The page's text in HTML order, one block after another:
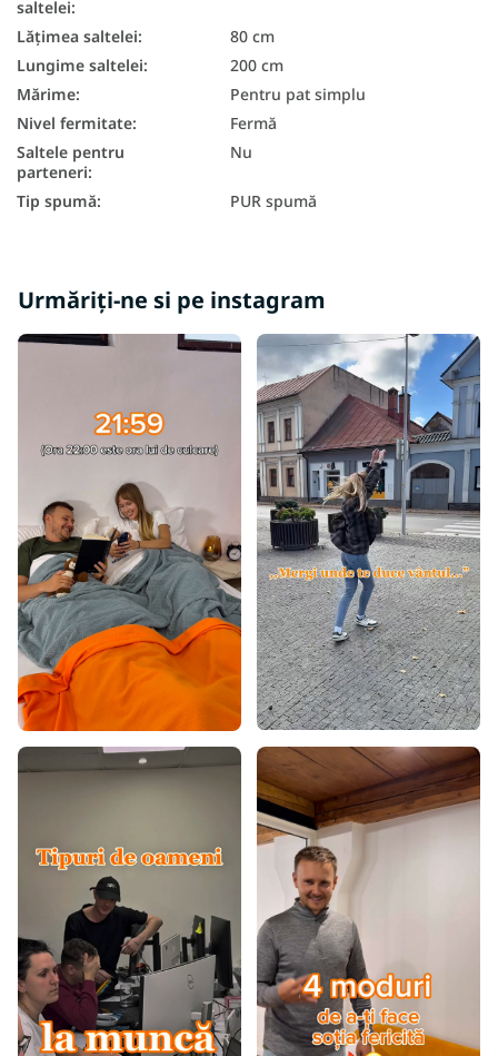
saltelei:
Lățimea saltelei:
80 cm
Lungime saltelei:
200 cm
Mărime:
Pentru pat simplu
Nivel fermitate:
Fermă
Saltele pentru
parteneri:
Nu
Tip spumă: PUR spumă
Urmăriți-ne si pe instagram